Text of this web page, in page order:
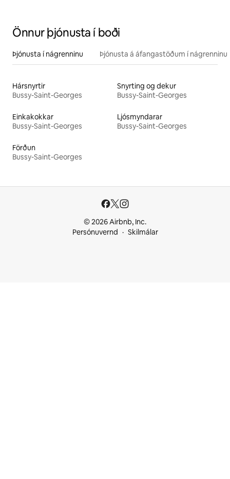
Önnur þjónusta í boði
Þjónusta í nágrenninu Þjónusta á áfangastöðum í nágrenninu
Hársnyrtir
Bussy-Saint-Georges
Snyrting og dekur
Bussy-Saint-Georges
Einkakokkar
Bussy-Saint-Georges
Ljósmyndarar
Bussy-Saint-Georges
Förðun
Bussy-Saint-Georges
© 2026 Airbnb, Inc.
Persónuvernd
Skilmálar